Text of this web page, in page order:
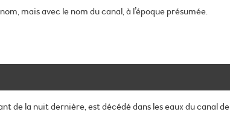
mais avec le nom du canal, à l’époque présumée.
de la nuit dernière, est décédé dans les eaux du canal de